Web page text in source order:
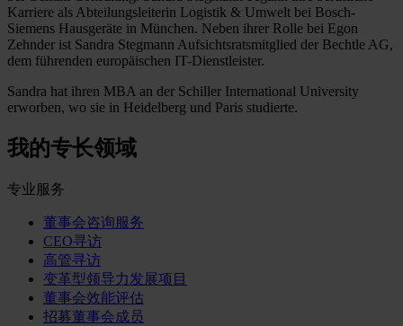
Karriere als Abteilungsleiterin Logistik & Umwelt bei Bosch-
Siemens Hausgeräte in München. Neben ihrer Rolle bei Egon
Zehnder ist Sandra Stegmann Aufsichtsratsmitglied der Bechtle AG,
dem führenden europäischen IT-Dienstleister.
Sandra hat ihren MBA an der Schiller International University
erworben, wo sie in Heidelberg und Paris studierte.
我的专长领域
专业服务
董事会咨询服务
CEO寻访
高管寻访
变革型领导力发展项目
董事会效能评估
招募董事会成员